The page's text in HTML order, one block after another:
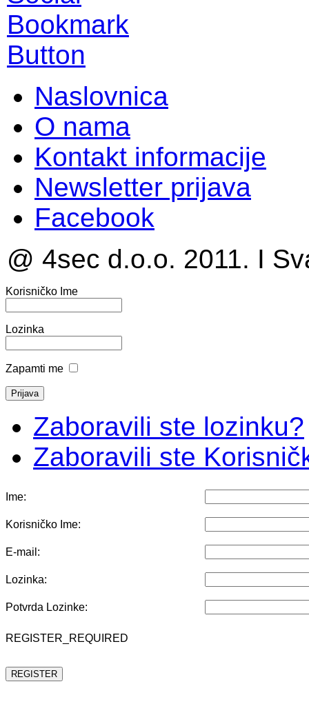
Naslovnica
O nama
Kontakt informacije
Newsletter prijava
Facebook
@ 4sec d.o.o. 2011. I
Korisničko Ime
Lozinka
Zapamti me
Zaboravili ste lozinku?
Zaboravili ste
Ime:
Korisničko Ime:
E-mail:
Lozinka:
Potvrda Lozinke:
REGISTER_REQUIRED
REGISTER